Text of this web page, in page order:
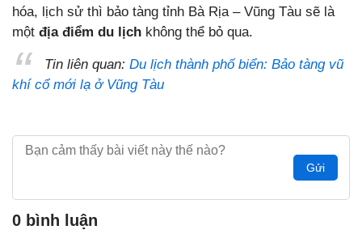
hóa, lịch sử thì bảo tàng tỉnh Bà Rịa – Vũng Tàu sẽ là
một địa điểm du lịch không thể bỏ qua.
Tin liên quan: Du lịch thành phố biển: Bảo tàng vũ
khí cổ mới lạ ở Vũng Tàu
Gửi
0 bình luận